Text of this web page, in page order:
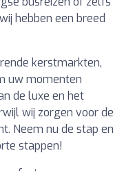
hebben een breed
kerstmarkten,
uw momenten
de luxe en het
wij zorgen voor de
Neem nu de stap en
stappen!